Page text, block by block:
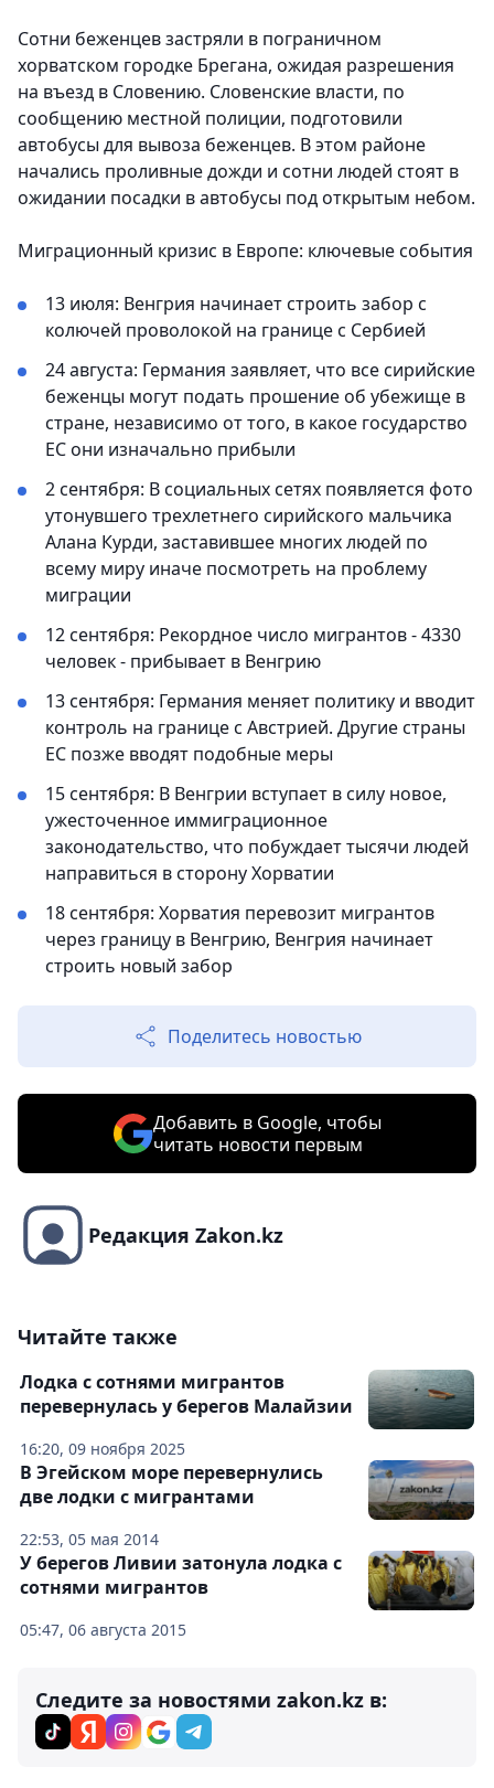
Сотни беженцев застряли в пограничном
хорватском городке Брегана, ожидая разрешения
на въезд в Словению. Словенские власти, по
сообщению местной полиции, подготовили
автобусы для вывоза беженцев. В этом районе
начались проливные дожди и сотни людей стоят в
ожидании посадки в автобусы под открытым небом.
Миграционный кризис в Европе: ключевые события
13 июля: Венгрия начинает строить забор с
колючей проволокой на границе с Сербией
24 августа: Германия заявляет, что все сирийские
беженцы могут подать прошение об убежище в
стране, независимо от того, в какое государство
ЕС они изначально прибыли
2 сентября: В социальных сетях появляется фото
утонувшего трехлетнего сирийского мальчика
Алана Курди, заставившее многих людей по
всему миру иначе посмотреть на проблему
миграции
12 сентября: Рекордное число мигрантов - 4330
человек - прибывает в Венгрию
13 сентября: Германия меняет политику и вводит
контроль на границе с Австрией. Другие страны
ЕС позже вводят подобные меры
15 сентября: В Венгрии вступает в силу новое,
ужесточенное иммиграционное
законодательство, что побуждает тысячи людей
направиться в сторону Хорватии
18 сентября: Хорватия перевозит мигрантов
через границу в Венгрию, Венгрия начинает
строить новый забор
Поделитесь новостью
Добавить в Google, чтобы
читать новости первым
Редакция Zakon.kz
Читайте также
16:20, 09 ноября 2025
Лодка с сотнями мигрантов
перевернулась у берегов Малайзии
22:53, 05 мая 2014
В Эгейском море перевернулись
две лодки с мигрантами
05:47, 06 августа 2015
У берегов Ливии затонула лодка с
сотнями мигрантов
Следите за новостями zakon.kz в: